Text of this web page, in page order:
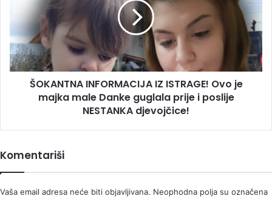
majka
male
Danke
guglala
NESTANKA
ŠOKANTNA INFORMACIJA IZ ISTRAGE! Ovo je
majka male Danke guglala prije i poslije
NESTANKA djevojčice!
Komentariši
Vaša email adresa neće biti objavljivana. Neophodna polja su označena